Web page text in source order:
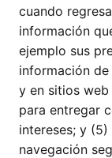
cuando
información
ejemplo sus
información
y en sitios
para entregar
intereses; y
navegación